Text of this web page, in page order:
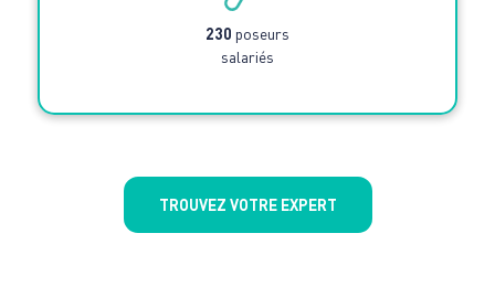
230 poseurs
salariés
TROUVEZ VOTRE EXPERT